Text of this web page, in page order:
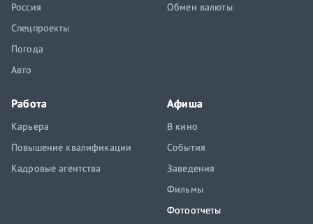
Россия
Спецпроекты
Погода
Авто
Обмен валюты
Работа
Карьера
Повышение квалификации
Кадровые агентства
Афиша
В кино
События
Заведения
Фильмы
Фотоотчеты